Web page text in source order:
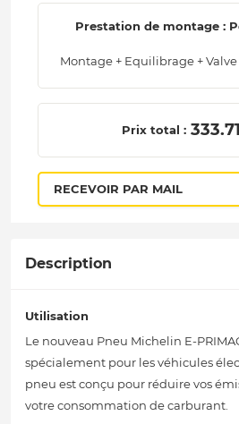
Prestation de montage :
Montage + Equilibrage + Valve
Prix total :
RECEVOIR PAR MAIL
Description
Utilisation
Le nouveau Pneu Michelin E-
spécialement pour les véhicules
pneu est conçu pour réduire vos
votre consommation de carburant.